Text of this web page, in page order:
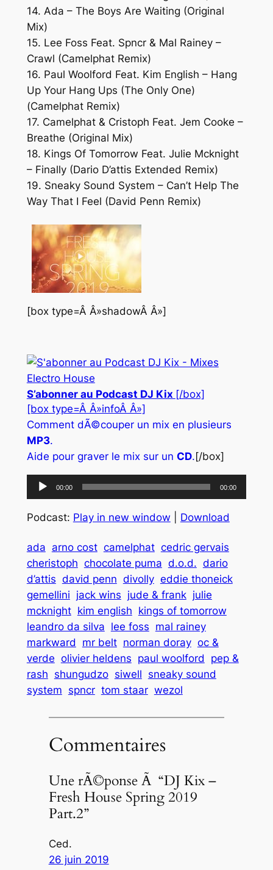
14. Ada – The Boys Are Waiting (Original
Mix)
15. Lee Foss Feat. Spncr & Mal Rainey –
Crawl (Camelphat Remix)
16. Paul Woolford Feat. Kim English – Hang
Up Your Hang Ups (The Only One)
(Camelphat Remix)
17. Camelphat & Cristoph Feat. Jem Cooke –
Breathe (Original Mix)
18. Kings Of Tomorrow Feat. Julie Mcknight
– Finally (Dario D’attis Extended Remix)
19. Sneaky Sound System – Can’t Help The
Way That I Feel (David Penn Remix)
[box type=Â Â»shadowÂ Â»]
S’abonner au Podcast DJ Kix [/box]
[box type=Â Â»infoÂ Â»]
Comment dÃ©couper un mix en plusieurs
MP3.
Aide pour graver le mix sur un CD. [/box]
Lecteur
audio
00:00 00:00
Podcast: Play in new window Download
ada arno cost camelphat cedric gervais
cheristoph chocolate puma d.o.d. dario
d’attis david penn divolly eddie thoneick
gemellini jack wins jude & frank julie
mcknight kim english kings of tomorrow
leandro da silva lee foss mal rainey
markward
mr belt norman doray oc &
verde olivier heldens paul woolford
pep &
rash shungudzo siwell sneaky sound
system spncr tom staar wezol
Commentaires
Une rÃ©ponse Ã “DJ Kix –
Fresh House Spring 2019
Part.2”
Ced.
26 juin 2019